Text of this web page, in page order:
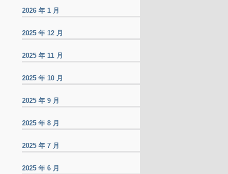
2026 年 1 月
2025 年 12 月
2025 年 11 月
2025 年 10 月
2025 年 9 月
2025 年 8 月
2025 年 7 月
2025 年 6 月